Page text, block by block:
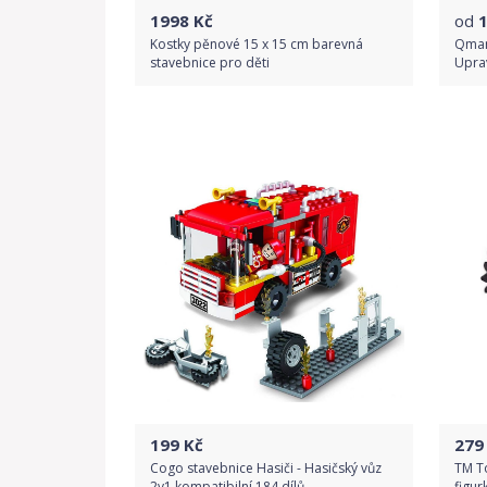
1998 Kč
Kostky pěnové 15 x 15 cm barevná
stavebnice pro děti
Detail produktu
od
199 Kč
Cogo stavebnice Hasiči - Hasičský vůz
279
TM